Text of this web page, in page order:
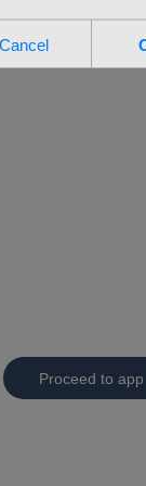
Proceed to app